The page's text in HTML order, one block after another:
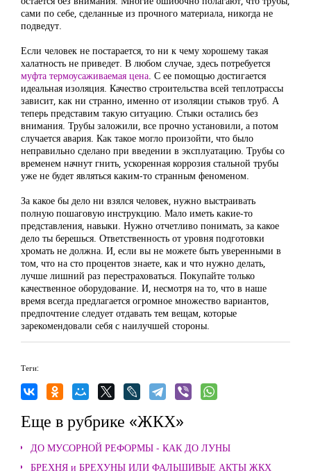
сами по себе, сделанные из прочного материала, никогда не
подведут.
Если человек не постарается, то ни к чему хорошему такая
халатность не приведет. В любом случае, здесь потребуется
муфта термоусаживаемая цена. С ее помощью достигается
идеальная изоляция. Качество строительства всей теплотрассы
зависит, как ни странно, именно от изоляции стыков труб. А
теперь представим такую ситуацию. Стыки остались без
внимания. Трубы заложили, все прочно установили, а потом
случается авария. Как такое могло произойти, что было
неправильно сделано при введении в эксплуатацию. Трубы со
временем начнут гнить, ускоренная коррозия стальной трубы
уже не будет являться каким-то странным феноменом.
За какое бы дело ни взялся человек, нужно выстраивать
полную пошаговую инструкцию. Мало иметь какие-то
представления, навыки. Нужно отчетливо понимать, за какое
дело ты берешься. Ответственность от уровня подготовки
хромать не должна. И, если вы не можете быть уверенными в
том, что на сто процентов знаете, как и что нужно делать,
лучше лишний раз перестраховаться. Покупайте только
качественное оборудование. И, несмотря на то, что в наше
время всегда предлагается огромное множество вариантов,
предпочтение следует отдавать тем вещам, которые
зарекомендовали себя с наилучшей стороны.
Теги:
Еще в рубрике «ЖКХ»
ДО МУСОРНОЙ РЕФОРМЫ - КАК ДО ЛУНЫ
БРЕХНЯ и БРЕХУНЫ ИЛИ ФАЛЬШИВЫЕ АКТЫ ЖКХ